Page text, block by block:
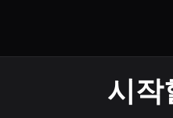
시작